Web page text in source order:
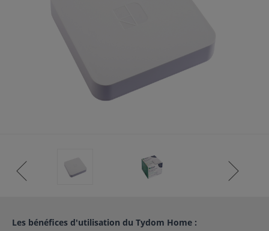
Les bénéfices d'utilisation du Tydom Home :